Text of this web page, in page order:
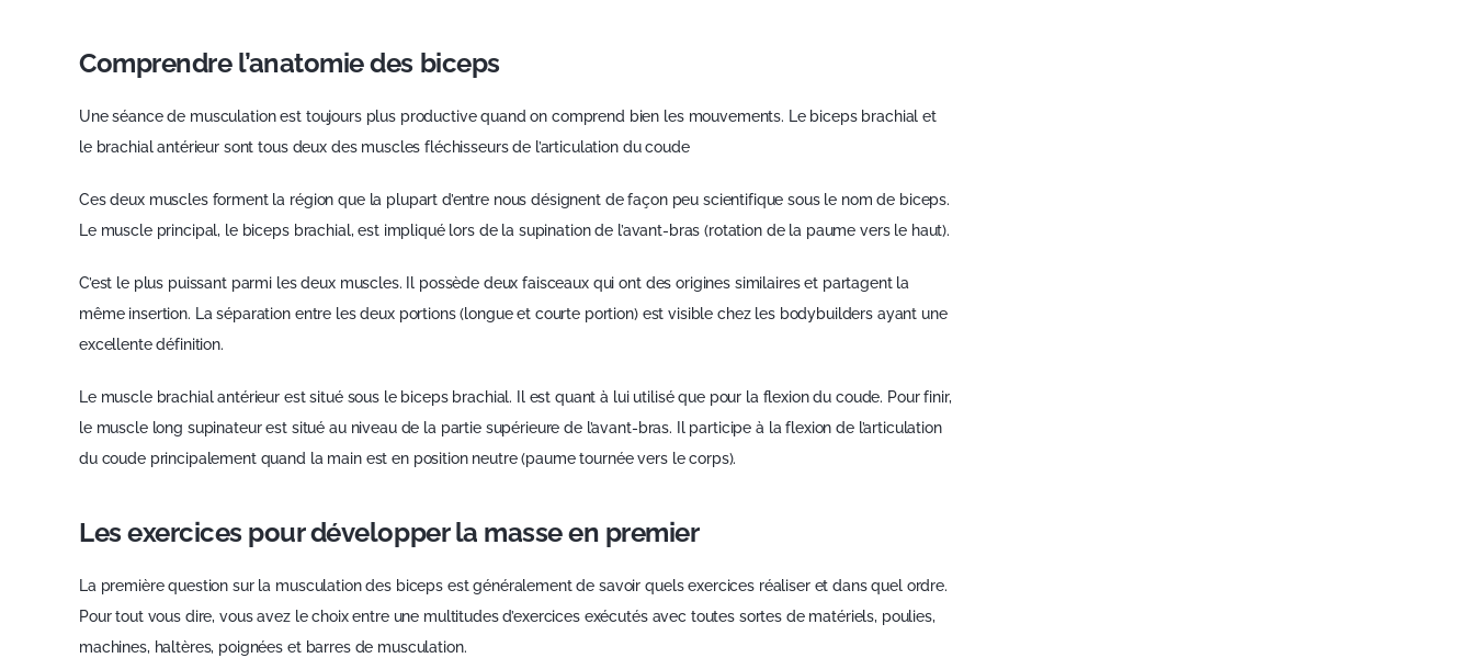
Comprendre l’anatomie des biceps
Une séance de musculation est toujours plus productive quand on comprend bien les mouvements. Le biceps brachial et
le brachial antérieur sont tous deux des muscles fléchisseurs de l’articulation du coude
Ces deux muscles forment la région que la plupart d’entre nous désignent de façon peu scientifique sous le nom de biceps.
Le muscle principal, le biceps brachial, est impliqué lors de la supination de l’avant-bras (rotation de la paume vers le haut).
C’est le plus puissant parmi les deux muscles. Il possède deux faisceaux qui ont des origines similaires et partagent la
même insertion. La séparation entre les deux portions (longue et courte portion) est visible chez les bodybuilders ayant une
excellente définition.
Le muscle brachial antérieur est situé sous le biceps brachial. Il est quant à lui utilisé que pour la flexion du coude. Pour finir,
le muscle long supinateur est situé au niveau de la partie supérieure de l’avant-bras. Il participe à la flexion de l’articulation
du coude principalement quand la main est en position neutre (paume tournée vers le corps).
Les exercices pour développer la masse en premier
La première question sur la musculation des biceps est généralement de savoir quels exercices réaliser et dans quel ordre.
Pour tout vous dire, vous avez le choix entre une multitudes d’exercices exécutés avec toutes sortes de matériels, poulies,
machines, haltères, poignées et barres de musculation.